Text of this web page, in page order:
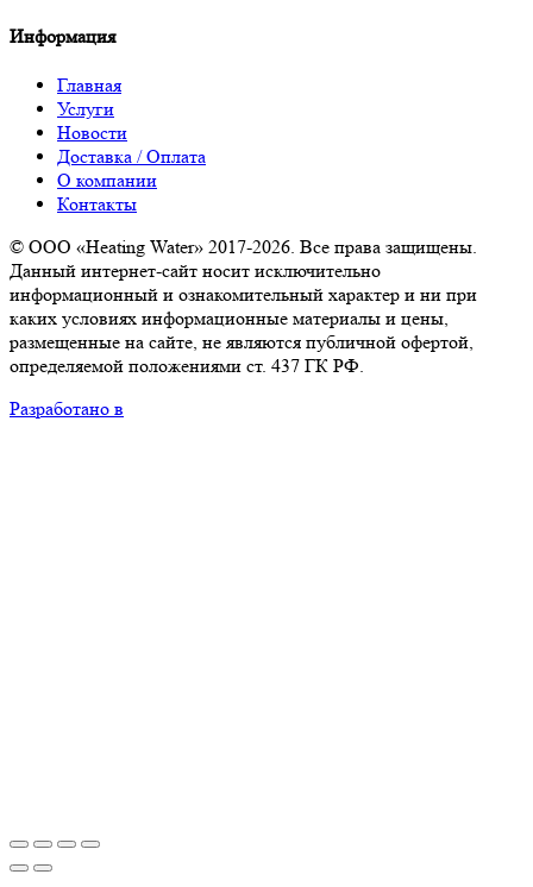
Информация
Главная
Услуги
Новости
Доставка / Оплата
О компании
Контакты
© ООО «Heating Water» 2017-2026. Все права защищены.
Данный интернет-сайт носит исключительно
информационный и ознакомительный характер и ни при
каких условиях информационные материалы и цены,
размещенные на сайте, не являются публичной офертой,
определяемой положениями ст. 437 ГК РФ.
Разработано в